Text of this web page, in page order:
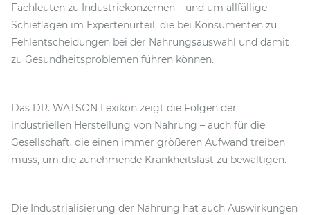
Fachleuten zu Industriekonzernen – und um allfällige
Schieflagen im Expertenurteil, die bei Konsumenten zu
Fehlentscheidungen bei der Nahrungsauswahl und damit
zu Gesundheitsproblemen führen können.
Das DR. WATSON Lexikon zeigt die Folgen der
industriellen Herstellung von Nahrung – auch für die
Gesellschaft, die einen immer größeren Aufwand treiben
muss, um die zunehmende Krankheitslast zu bewältigen.
Die Industrialisierung der Nahrung hat auch Auswirkungen